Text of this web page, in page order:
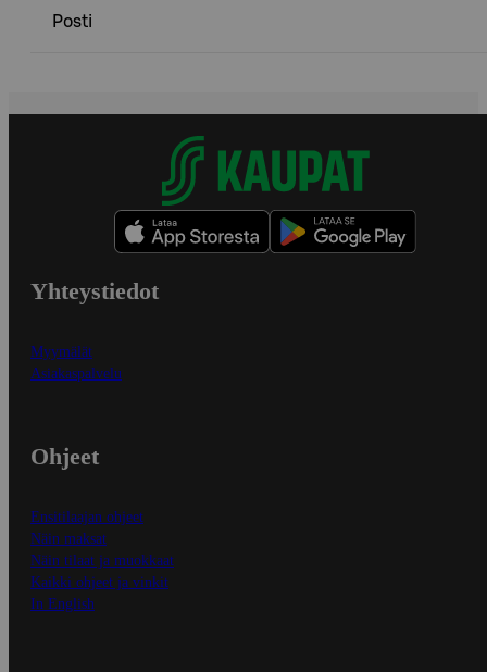
Posti
Yhteystiedot
Myymälät
Asiakaspalvelu
Ohjeet
Ensitilaajan ohjeet
Näin maksat
Näin tilaat ja muokkaat
Kaikki ohjeet ja vinkit
In English